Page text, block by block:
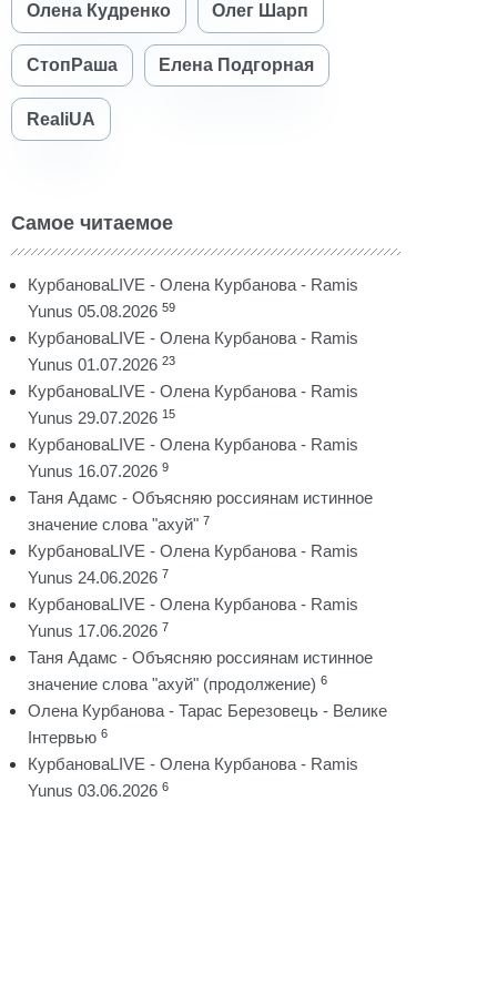
Олена Кудренко Олег Шарп
СтопРаша Елена Подгорная
RealiUA
Самое читаемое
КурбановаLIVE - Олена Курбанова - Ramis
Yunus 05.08.2026 59
КурбановаLIVE - Олена Курбанова - Ramis
Yunus 01.07.2026 23
КурбановаLIVE - Олена Курбанова - Ramis
Yunus 29.07.2026 15
КурбановаLIVE - Олена Курбанова - Ramis
Yunus 16.07.2026 9
Таня Адамс - Объясняю россиянам истинное
значение слова "ахуй" 7
КурбановаLIVE - Олена Курбанова - Ramis
Yunus 24.06.2026 7
КурбановаLIVE - Олена Курбанова - Ramis
Yunus 17.06.2026 7
Таня Адамс - Объясняю россиянам истинное
значение слова "ахуй" (продолжение) 6
Олена Курбанова - Тарас Березовець - Велике
Інтервью 6
КурбановаLIVE - Олена Курбанова - Ramis
Yunus 03.06.2026 6